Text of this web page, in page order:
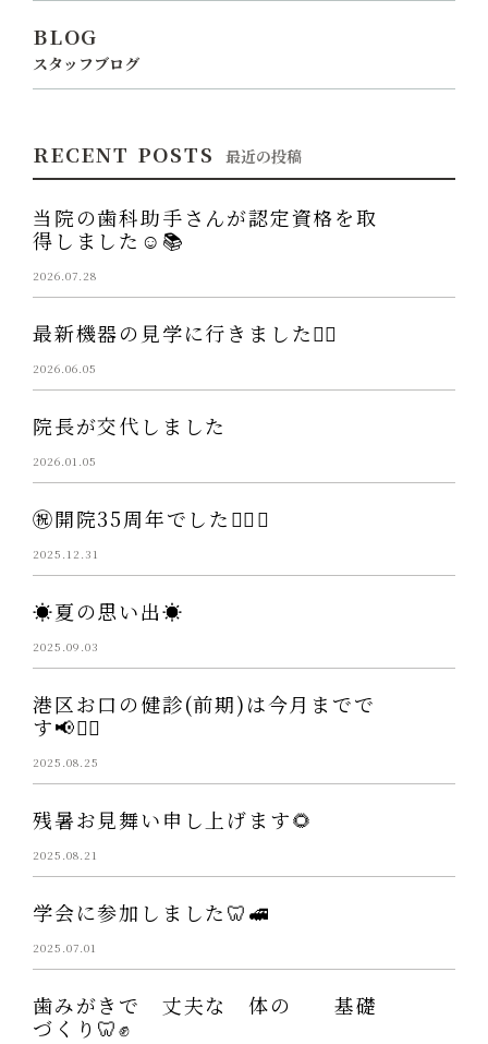
BLOG
スタッフブログ
RECENT POSTS 最近の投稿
当院の歯科助手さんが認定資格を取
得しました☺️📚
2026.07.28
最新機器の見学に行きました👩‍⚕️
2026.06.05
院長が交代しました
2026.01.05
㊗️開院35周年でした👨‍⚕️✨
2025.12.31
☀️夏の思い出☀️
2025.09.03
港区お口の健診(前期)は今月までで
す📢👩‍⚕️
2025.08.25
残暑お見舞い申し上げます🌻
2025.08.21
学会に参加しました🦷🚅
2025.07.01
歯みがきで 丈夫な 体の 基礎
づくり🦷✊